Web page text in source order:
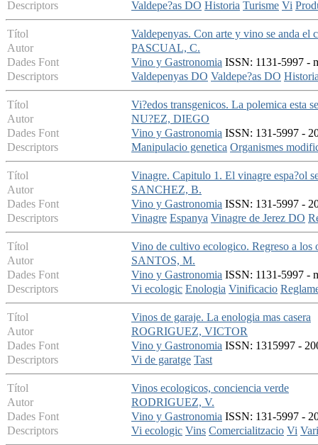
Descriptors
Valdepe?as DO Historia Turisme Vi
Títol
Valdepenyas. Con arte y vino se anda el
Autor
PASCUAL, C.
Dades Font
Vino y Gastronomia ISSN: 1131-5997 -
Descriptors
Valdepenyas DO Valdepe?as DO
Títol
Vi?edos transgenicos. La polemica esta
Autor
NU?EZ, DIEGO
Dades Font
Vino y Gastronomia ISSN: 131-5997 -
Descriptors
Manipulacio genetica Organismes
Títol
Vinagre. Capitulo 1. El vinagre espa?ol
Autor
SANCHEZ, B.
Dades Font
Vino y Gastronomia ISSN: 131-5997 -
Descriptors
Vinagre Espanya Vinagre de Jerez DO
Títol
Vino de cultivo ecologico. Regreso a los
Autor
SANTOS, M.
Dades Font
Vino y Gastronomia ISSN: 1131-5997 -
Descriptors
Vi ecologic Enologia Vinificacio
Títol
Vinos de garaje. La enologia mas casera
Autor
ROGRIGUEZ, VICTOR
Dades Font
Vino y Gastronomia ISSN: 1315997 -
Descriptors
Vi de garatge Tast
Títol
Vinos ecologicos, conciencia verde
Autor
RODRIGUEZ, V.
Dades Font
Vino y Gastronomia ISSN: 131-5997 -
Descriptors
Vi ecologic Vins Comercialitzacio Vi